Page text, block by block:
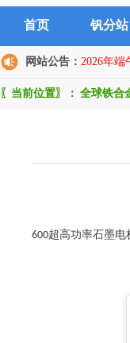
首页 钒分站
网站公告： 2026年端
〖当前位置〗： 全球铁合
600超高功率石墨电